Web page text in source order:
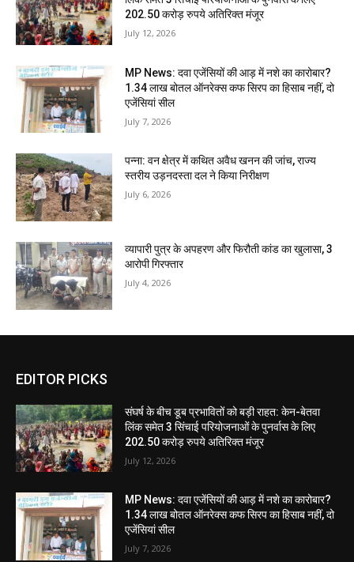
202.50 करोड़ रुपये अतिरिक्त मंजूर
July 12, 2026
MP News: दवा एजेंसियों की आड़ में नशे का कारोबार?
1.34 लाख बोतल ऑनरेक्स कफ सिरप का हिसाब नहीं, दो
एजेंसियां सील
July 7, 2026
पन्ना: वन क्षेत्र में कथित अवैध खनन की जांच, राज्य
स्तरीय उड़नदस्ता दल ने किया निरीक्षण
July 6, 2026
व्यापारी पुत्र के अपहरण और फिरौती कांड का खुलासा, 3
आरोपी गिरफ्तार
July 4, 2026
EDITOR PICKS
संघर्ष के बीच डूब प्रभावितों को बड़ी राहत: केन-बेतवा
लिंक समेत 3 सिंचाई परियोजनाओं के पुनर्वास के लिए
202.50 करोड़ रुपये अतिरिक्त मंजूर
July 12, 2026
MP News: दवा एजेंसियों की आड़ में नशे का कारोबार?
1.34 लाख बोतल ऑनरेक्स कफ सिरप का हिसाब नहीं, दो
एजेंसियां सील
July 7, 2026